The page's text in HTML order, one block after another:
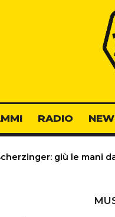
RADIO
giù le mani